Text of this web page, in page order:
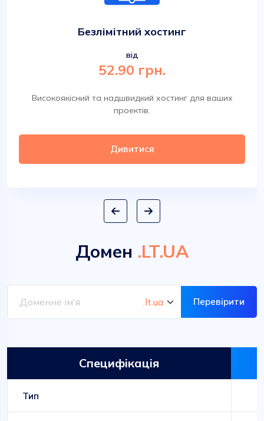
Безлімітний хостинг
від
52.90 грн.
Високоякісний та надшвидкий хостинг для ваших
проектів.
Дивитися
Домен .LT.UA
Перевірити
Специфікація
Тип